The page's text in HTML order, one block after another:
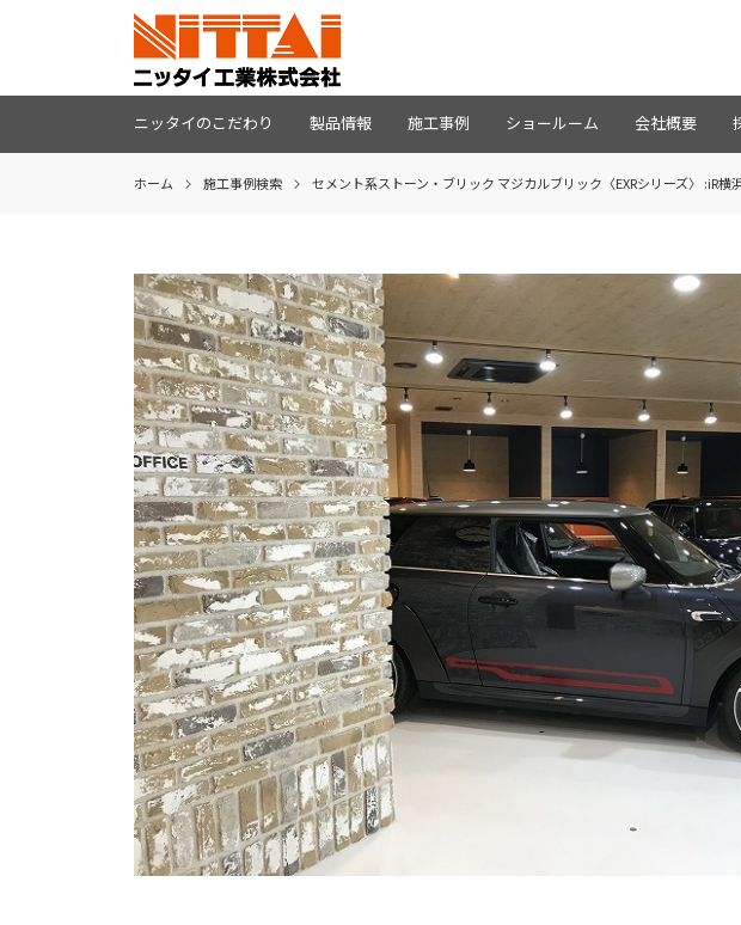
ニッタイのこだわり 製品情報 施工事例 ショールーム 会社概要
ホーム 施⼯事例検索 セメント系ストーン・ブリック マジカルブリック〈EXRシリーズ〉 :iR横